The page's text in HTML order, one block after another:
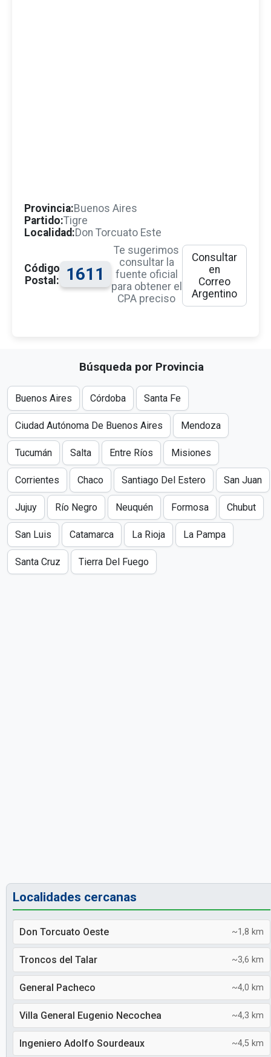
Provincia:Buenos Aires
Partido:Tigre
Localidad:Don Torcuato Este
Código
Postal:
1611
Te sugerimos
consultar la
fuente oficial
para obtener el
CPA preciso
Consultar
en
Correo
Argentino
Búsqueda por Provincia
Buenos Aires Córdoba Santa Fe
Ciudad Autónoma De Buenos Aires Mendoza
Tucumán Salta Entre Ríos Misiones
Corrientes Chaco Santiago Del Estero San Juan
Jujuy Río Negro Neuquén Formosa Chubut
San Luis Catamarca La Rioja La Pampa
Santa Cruz Tierra Del Fuego
Localidades cercanas
Don Torcuato Oeste ~1,8 km
Troncos del Talar ~3,6 km
General Pacheco ~4,0 km
Villa General Eugenio Necochea ~4,3 km
Ingeniero Adolfo Sourdeaux ~4,5 km